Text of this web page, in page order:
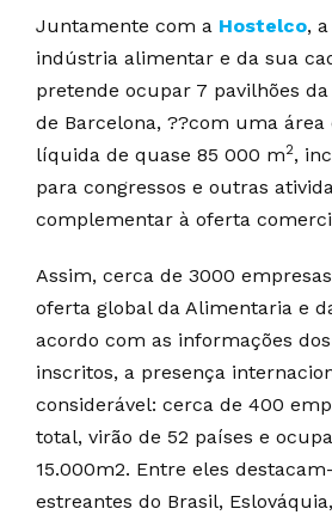
Juntamente com a Hostelco,
indústria alimentar e da sua
pretende ocupar 7 pavilhões
de Barcelona, ??com uma área
líquida de quase 85 000 m2,
para congressos e outras
complementar à oferta
Assim, cerca de 3000
oferta global da Alimentaria e
acordo com as informações
inscritos, a presença
considerável: cerca de 400
total, virão de 52 países e
15.000m2. Entre eles
estreantes do Brasil,